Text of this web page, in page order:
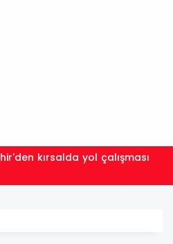
kırsalda yol çalışması